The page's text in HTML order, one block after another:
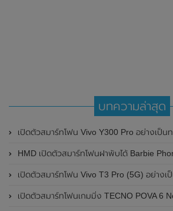
บทความล่าสุด
เปิดตัวสมาร์ทโฟน Vivo Y300 Pro อย่างเป็นทางการแล้วในประเทศจีน มาพร้อมดีไซน์พรีเมี่ยม ทนทาน และแบตเตอรี่
HMD เปิดตัวสมาร์ทโฟนฝาพับได้ Barbie Phone อย่างเป็นทา
เปิดตัวสมาร์ทโฟน Vivo T3 Pro (5G) อย่างเป็นทาง
เปิดตัวสมาร์ทโฟนเกมมิ่ง TECNO POVA 6 Neo อย่างเป็นทางการแล้